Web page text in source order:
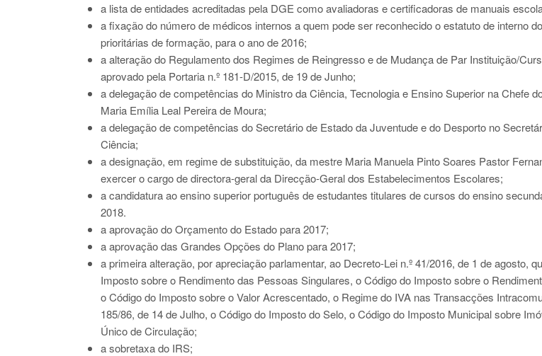
a lista de entidades acreditadas pela DGE como avaliadoras e certificadoras de manuais
a fixação do número de médicos internos a quem pode ser reconhecido o estatuto de interno
prioritárias de formação, para o ano de 2016;
a alteração do Regulamento dos Regimes de Reingresso e de Mudança de Par Instituição/
aprovado pela Portaria n.º 181-D/2015, de 19 de Junho;
a delegação de competências do Ministro da Ciência, Tecnologia e Ensino Superior na Chefe
Maria Emília Leal Pereira de Moura;
a delegação de competências do Secretário de Estado da Juventude e do Desporto no
Ciência;
a designação, em regime de substituição, da mestre Maria Manuela Pinto Soares Pastor
exercer o cargo de directora-geral da Direcção-Geral dos Estabelecimentos Escolares;
a candidatura ao ensino superior português de estudantes titulares de cursos do ensino
2018.
a aprovação do Orçamento do Estado para 2017;
a aprovação das Grandes Opções do Plano para 2017;
a primeira alteração, por apreciação parlamentar, ao Decreto-Lei n.º 41/2016, de 1 de agosto,
Imposto sobre o Rendimento das Pessoas Singulares, o Código do Imposto sobre o
o Código do Imposto sobre o Valor Acrescentado, o Regime do IVA nas Transacções
185/86, de 14 de Julho, o Código do Imposto do Selo, o Código do Imposto Municipal sobre
Único de Circulação;
a sobretaxa do IRS;